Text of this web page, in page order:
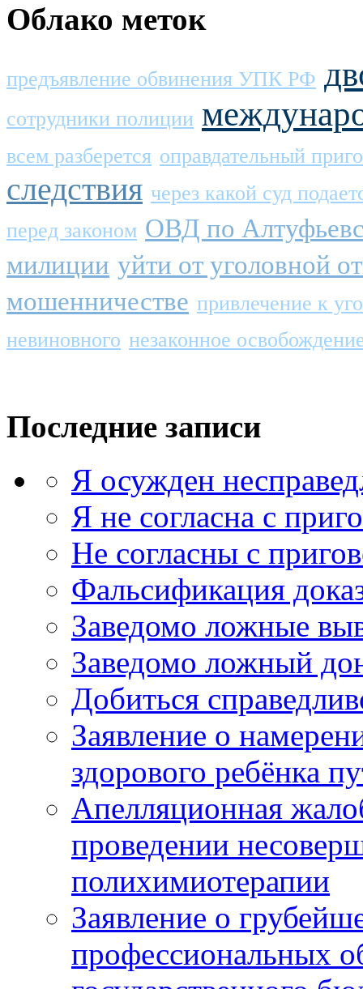
Облако меток
предъявление обвинения УПК РФ
сотрудники полиции
всем разберется оправдательный
следствия через какой суд
перед законом ОВД по
милиции уйти от уголовной
мошенничестве привлечение к
невиновного незаконное
Последние записи
Я осужден
Я не согласна с
Не согласны с
Фальсификация
Заведомо ложные
Заведомо ложный
Добиться
Заявление о
здорового ребёнка
Апелляционная
проведении
полихимиотерапии
Заявление о
профессиональных